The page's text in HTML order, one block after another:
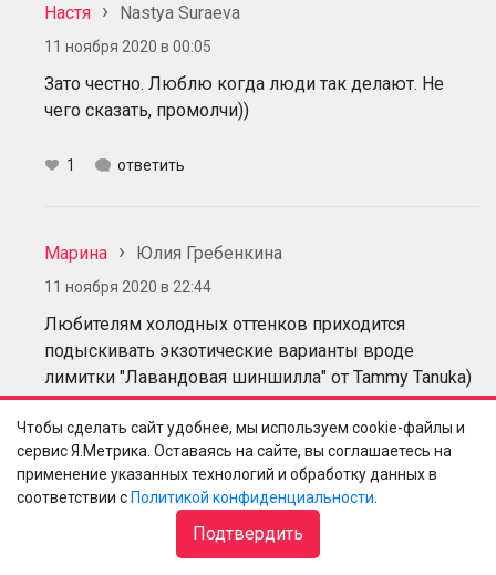
Настя Nastya Suraeva
11 ноября 2020 в 00:05
Зато честно. Люблю когда люди так делают. Не
чего сказать, промолчи))
1 ответить
Марина Юлия Гребенкина
11 ноября 2020 в 22:44
Любителям холодных оттенков приходится
подыскивать экзотические варианты вроде
лимитки "Лавандовая шиншилла" от Tammy Tanuka)
В основном не любят производители палеток нас,
серо/зеленоглазых, бледнолицых с тёмными
волосами, ох не любят)
ответить
Чтобы сделать сайт удобнее, мы используем cookie-файлы и
сервис Я.Метрика. Оставаясь на сайте, вы соглашаетесь на
применение указанных технологий и обработку данных в
соответствии с Политикой конфиденциальности
Подтвердить